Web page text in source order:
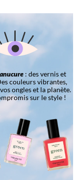
: des vernis et
couleurs vibrantes,
ongles et la planète.
sur le style !